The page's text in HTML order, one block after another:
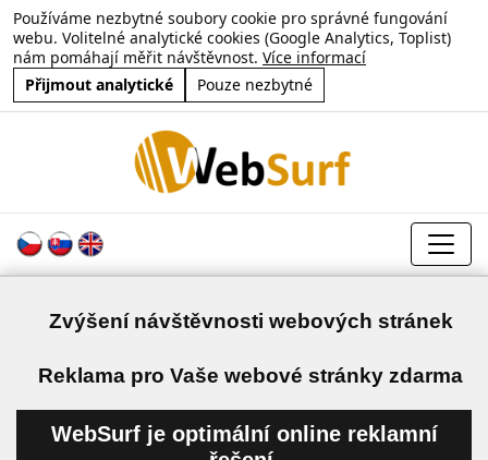
Používáme nezbytné soubory cookie pro správné fungování
webu. Volitelné analytické cookies (Google Analytics, Toplist)
nám pomáhají měřit návštěvnost. Více informací
Přijmout analytické
Pouze nezbytné
Zvýšení návštěvnosti webových stránek
Reklama pro Vaše webové stránky zdarma
WebSurf je optimální online reklamní